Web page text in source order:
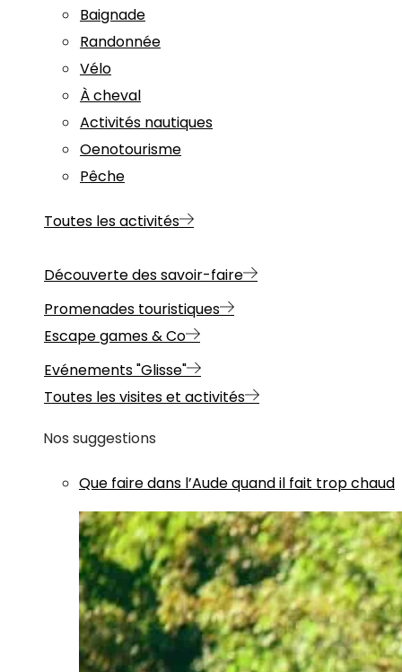
Baignade
Randonnée
Vélo
À cheval
Activités nautiques
Oenotourisme
Pêche
Toutes les activités
Découverte des savoir-faire
Promenades touristiques
Escape games & Co
Evénements "Glisse"
Toutes les visites et activités
Nos suggestions
Que faire dans l’Aude quand il fait trop chaud